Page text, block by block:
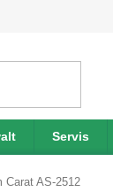
Servis
AS-2512